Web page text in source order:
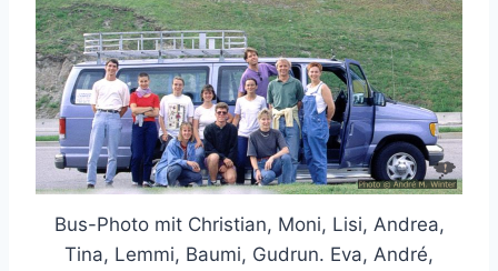
Bus-Photo mit Christian, Moni, Lisi, Andrea,
Tina, Lemmi, Baumi, Gudrun. Eva, André,